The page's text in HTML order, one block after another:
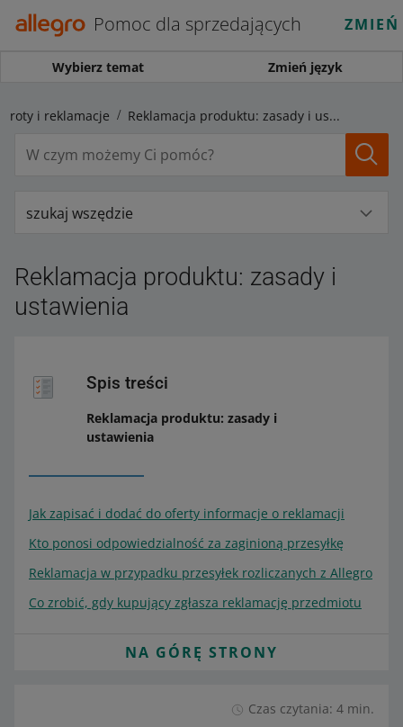
Pomoc dla sprzedających
Wybierz temat Zmień język
i reklamacje Reklamacja produktu: zasady i ustawienia
szukaj wszędzie
Reklamacja produktu: zasady i
ustawienia
Spis treści
Reklamacja produktu: zasady i
ustawienia
Jak zapisać i dodać do oferty informacje o reklamacji
Kto ponosi odpowiedzialność za zaginioną przesyłkę
Reklamacja w przypadku przesyłek rozliczanych z Allegro
Co zrobić, gdy kupujący zgłasza reklamację przedmiotu
NA GÓRĘ STRONY
Czas czytania: 4 min.